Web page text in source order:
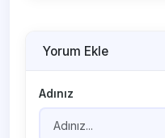
Yorum Ekle
Adınız